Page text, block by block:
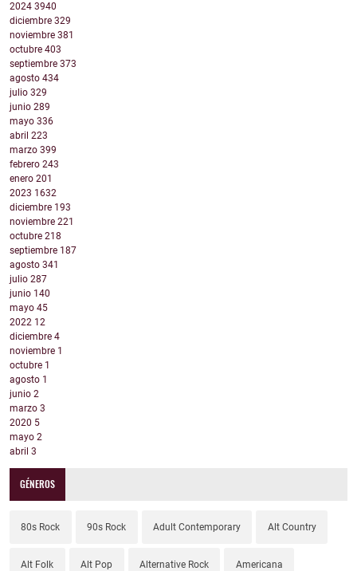
2024 3940
diciembre 329
noviembre 381
octubre 403
septiembre 373
agosto 434
julio 329
junio 289
mayo 336
abril 223
marzo 399
febrero 243
enero 201
2023 1632
diciembre 193
noviembre 221
octubre 218
septiembre 187
agosto 341
julio 287
junio 140
mayo 45
2022 12
diciembre 4
noviembre 1
octubre 1
agosto 1
junio 2
marzo 3
2020 5
mayo 2
abril 3
GÉNEROS
80s Rock 90s Rock Adult Contemporary Alt Country
Alt Folk Alt Pop Alternative Rock Americana